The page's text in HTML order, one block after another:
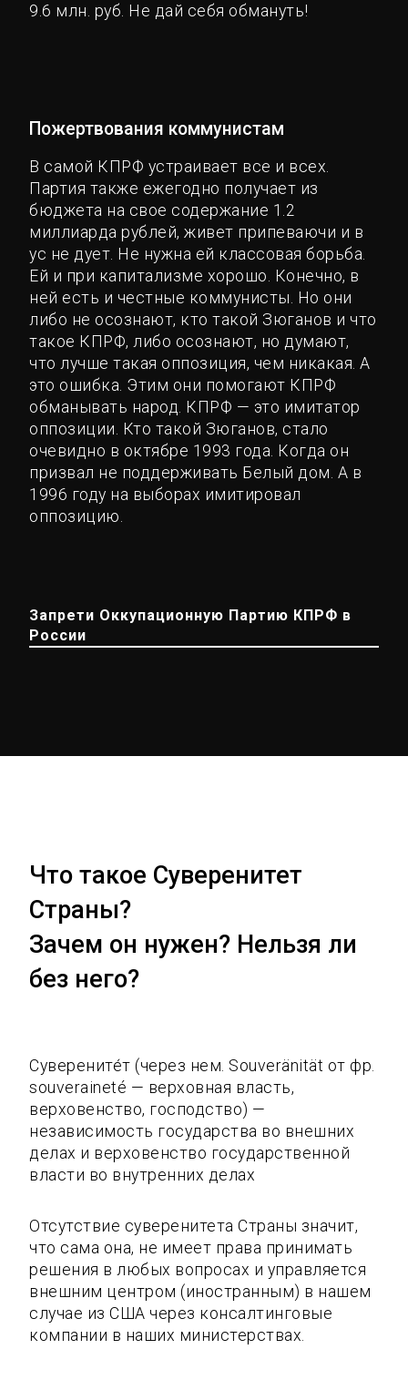
9.6 млн. руб. Не дай себя обмануть!
Пожертвования коммунистам
В самой КПРФ устраивает все и всех.
Партия также ежегодно получает из
бюджета на свое содержание 1.2
миллиарда рублей, живет припеваючи и в
ус не дует. Не нужна ей классовая борьба.
Ей и при капитализме хорошо. Конечно, в
ней есть и честные коммунисты. Но они
либо не осознают, кто такой Зюганов и что
такое КПРФ, либо осознают, но думают,
что лучше такая оппозиция, чем никакая. А
это ошибка. Этим они помогают КПРФ
обманывать народ. КПРФ — это имитатор
оппозиции. Кто такой Зюганов, стало
очевидно в октябре 1993 года. Когда он
призвал не поддерживать Белый дом. А в
1996 году на выборах имитировал
оппозицию.
Запрети Оккупационную Партию КПРФ в
России
Что такое Суверенитет
Страны?
Зачем он нужен? Нельзя ли
без него?
Суверените́т (через нем. Souveränität от фр.
souveraineté — верховная власть,
верховенство, господство) —
независимость государства во внешних
делах и верховенство государственной
власти во внутренних делах
Отсутствие суверенитета Страны значит,
что сама она, не имеет права принимать
решения в любых вопросах и управляется
внешним центром (иностранным) в нашем
случае из США через консалтинговые
компании в наших министерствах.